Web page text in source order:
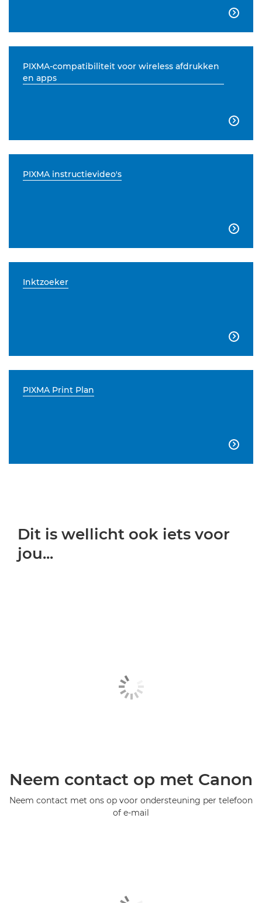

PIXMA-compatibiliteit voor wireless afdrukken
en apps

PIXMA instructievideo's

Inktzoeker

PIXMA Print Plan

Dit is wellicht ook iets voor
jou...
Neem contact op met Canon
Neem contact met ons op voor ondersteuning per telefoon
of e-mail